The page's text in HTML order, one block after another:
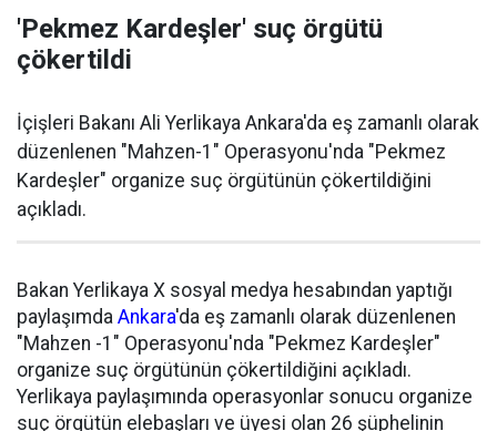
'Pekmez Kardeşler' suç örgütü
çökertildi
İçişleri Bakanı Ali Yerlikaya Ankara'da eş zamanlı olarak
düzenlenen "Mahzen-1" Operasyonu'nda "Pekmez
Kardeşler" organize suç örgütünün çökertildiğini
açıkladı.
Bakan Yerlikaya X sosyal medya hesabından yaptığı
paylaşımda Ankara'da eş zamanlı olarak düzenlenen
"Mahzen -1" Operasyonu'nda "Pekmez Kardeşler"
organize suç örgütünün çökertildiğini açıkladı.
Yerlikaya paylaşımında operasyonlar sonucu organize
suç örgütün elebaşları ve üyesi olan 26 şüphelinin